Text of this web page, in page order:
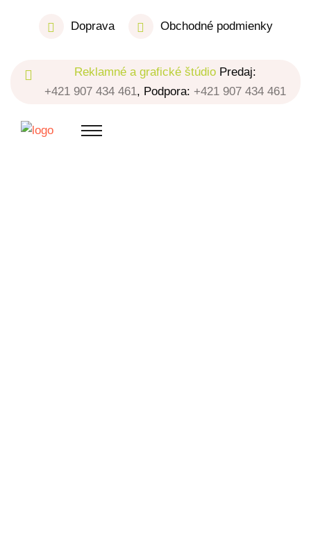
Doprava Obchodné podmienky
Reklamné a grafické štúdio Predaj:
+421 907 434 461, Podpora: +421 907 434 461